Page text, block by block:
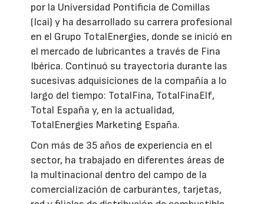
por la Universidad Pontificia de Comillas
(Icai) y ha desarrollado su carrera profesional
en el Grupo TotalEnergies, donde se inició en
el mercado de lubricantes a través de Fina
Ibérica. Continuó su trayectoria durante las
sucesivas adquisiciones de la compañía a lo
largo del tiempo: TotalFina, TotalFinaElf,
Total España y, en la actualidad,
TotalEnergies Marketing España.
Con más de 35 años de experiencia en el
sector, ha trabajado en diferentes áreas de
la multinacional dentro del campo de la
comercialización de carburantes, tarjetas,